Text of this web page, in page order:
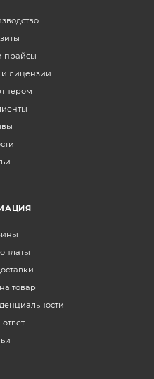
прайсы
лицензии
товар